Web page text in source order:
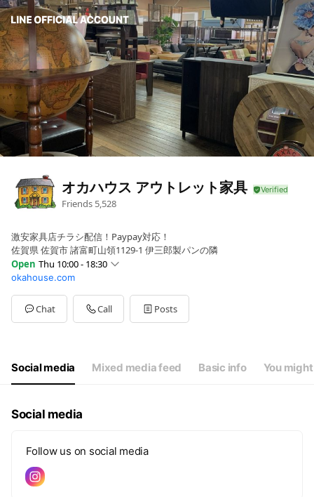
オカハウス アウトレット家具
Friends 5,528
激安家具店チラシ配信！Paypay対応！
佐賀県 佐賀市 諸富町山領1129-1 伊三郎製パンの隣
Open Thu 10:00 - 18:30
Sun10:00 - 18:30
Mon10:00 - 18:30
TueClosed
Wed10:00 - 18:30
10:00 - 18:30
チラシ期間中は営業いたします！
okahouse.com
Chat Call Posts
Social media Mixed media feed Basic info You
Social media
Follow us on social media